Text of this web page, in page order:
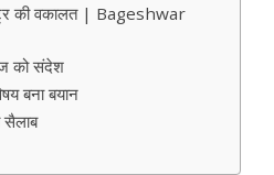
की वकालत | Bageshwar
को संदेश
बना बयान
सैलाब